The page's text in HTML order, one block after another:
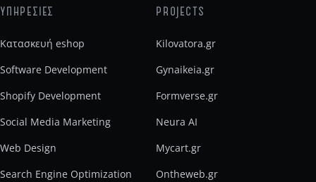
ΥΠΗΡΕΣΙΕΣ
Κατασκευή eshop
Software Development
Shopify Development
Social Media Marketing
Web Design
Search Engine Optimization
PROJECTS
Kilovatora.gr
Gynaikeia.gr
Formverse.gr
Neura AI
Mycart.gr
Ontheweb.gr